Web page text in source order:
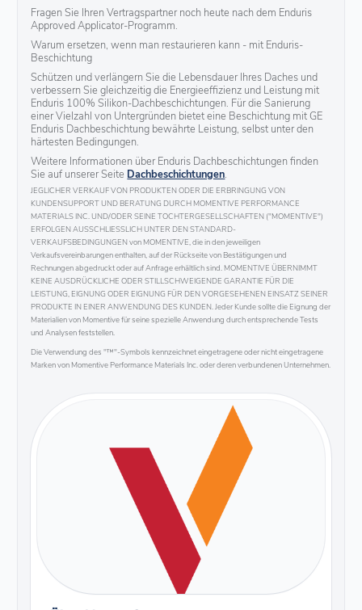
Fragen Sie Ihren Vertragspartner noch heute nach dem Enduris
Approved Applicator-Programm.
Warum ersetzen, wenn man restaurieren kann - mit Enduris-
Beschichtung
Schützen und verlängern Sie die Lebensdauer Ihres Daches und
verbessern Sie gleichzeitig die Energieeffizienz und Leistung mit
Enduris 100% Silikon-Dachbeschichtungen. Für die Sanierung
einer Vielzahl von Untergründen bietet eine Beschichtung mit GE
Enduris Dachbeschichtung bewährte Leistung, selbst unter den
härtesten Bedingungen.
Weitere Informationen über Enduris Dachbeschichtungen finden
Sie auf unserer Seite Dachbeschichtungen
JEGLICHER VERKAUF VON PRODUKTEN ODER DIE ERBRINGUNG VON
KUNDENSUPPORT UND BERATUNG DURCH MOMENTIVE PERFORMANCE
MATERIALS INC. UND/ODER SEINE TOCHTERGESELLSCHAFTEN ("MOMENTIVE")
ERFOLGEN AUSSCHLIESSLICH UNTER DEN STANDARD-
VERKAUFSBEDINGUNGEN von MOMENTIVE, die in den jeweiligen
Verkaufsvereinbarungen enthalten, auf der Rückseite von Bestätigungen und
Rechnungen abgedruckt oder auf Anfrage erhältlich sind. MOMENTIVE ÜBERNIMMT
KEINE AUSDRÜCKLICHE ODER STILLSCHWEIGENDE GARANTIE FÜR DIE
LEISTUNG, EIGNUNG ODER EIGNUNG FÜR DEN VORGESEHENEN EINSATZ SEINER
PRODUKTE IN EINER ANWENDUNG DES KUNDEN. Jeder Kunde sollte die Eignung der
Materialien von Momentive für seine spezielle Anwendung durch entsprechende Tests
und Analysen feststellen.
Die Verwendung des "™"-Symbols kennzeichnet eingetragene oder nicht eingetragene
Marken von Momentive Performance Materials Inc. oder deren verbundenen Unternehmen.